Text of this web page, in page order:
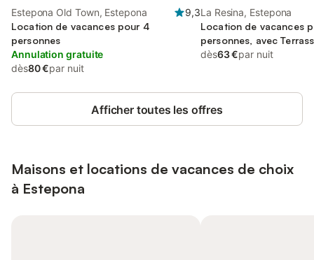
Estepona Old Town, Estepona
9,3
Location de vacances pour 4
personnes
Annulation gratuite
dès80 €par nuit
La Resina, Estepona
Location de vacances
personnes, avec
dès63 €par nuit
Afficher toutes les offres
Maisons et locations de vacances de choix
à Estepona